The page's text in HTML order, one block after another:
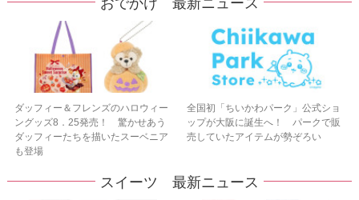
ダッフィー＆フレンズのハロウィー
ングッズ8．25発売！ 驚かせあう
ダッフィーたちを描いたスーベニア
も登場
全国初「ちいかわパーク」公式ショ
ップが大阪に誕生へ！ パークで販
売していたアイテムが勢ぞろい
スイーツ 最新ニュース